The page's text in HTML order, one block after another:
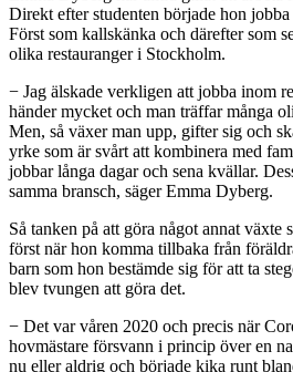
Direkt efter studenten började hon
Först som kallskänka och därefter som
olika restauranger i Stockholm.
− Jag älskade verkligen att jobba inom
händer mycket och man träffar många
Men, så växer man upp, gifter sig och
yrke som är svårt att kombinera med
jobbar långa dagar och sena kvällar.
samma bransch, säger Emma Dyberg.
Så tanken på att göra något annat växte
först när hon komma tillbaka från
barn som hon bestämde sig för att ta
blev tvungen att göra det.
− Det var våren 2020 och precis när
hovmästare försvann i princip över en
nu eller aldrig och började kika runt